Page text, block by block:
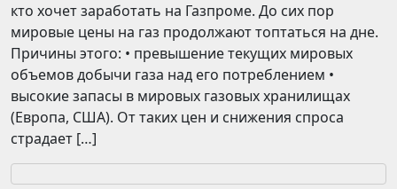
кто хочет заработать на Газпроме. До сих пор
мировые цены на газ продолжают топтаться на дне.
Причины этого: • превышение текущих мировых
объемов добычи газа над его потреблением •
высокие запасы в мировых газовых хранилищах
(Европа, США). От таких цен и снижения спроса
страдает […]